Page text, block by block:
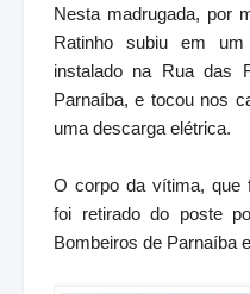
Nesta madrugada, por
Ratinho subiu em
instalado na Rua das
Parnaíba, e tocou nos
uma descarga elétrica.
O corpo da vítima, que
foi retirado do poste
Bombeiros de Parnaíba